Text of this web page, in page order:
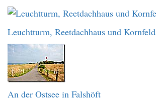
Leuchtturm, Reetdachhaus und Kornfeld
An der Ostsee in Falshöft